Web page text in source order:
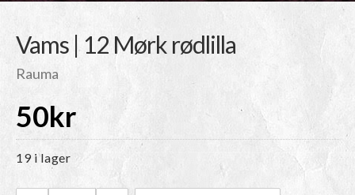
Vams | 12 Mørk rødlilla
Rauma
50kr
19 i lager